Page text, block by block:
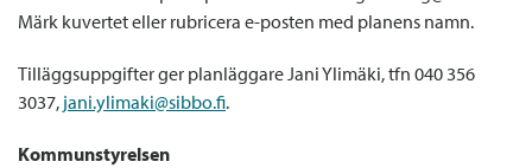
Märk kuvertet eller rubricera e-posten med planens namn.
Tilläggsuppgifter ger planläggare Jani Ylimäki, tfn 040 356
3037, jani.ylimaki@sibbo.fi.
Kommunstyrelsen